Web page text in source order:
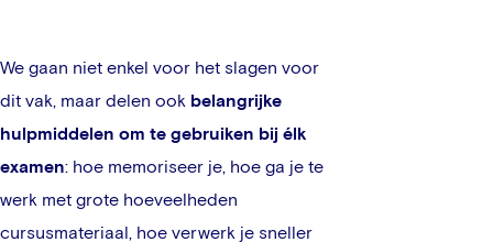
We gaan niet enkel voor het slagen voor
dit vak, maar delen ook belangrijke
hulpmiddelen om te gebruiken bij élk
examen: hoe memoriseer je, hoe ga je te
werk met grote hoeveelheden
cursusmateriaal, hoe verwerk je sneller